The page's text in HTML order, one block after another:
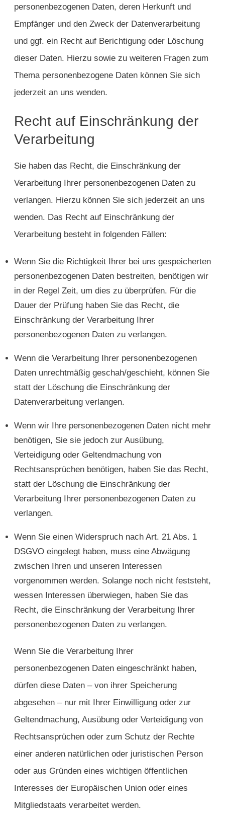
personenbezogenen Daten, deren Herkunft und
Empfänger und den Zweck der Datenverarbeitung
und ggf. ein Recht auf Berichtigung oder Löschung
dieser Daten. Hierzu sowie zu weiteren Fragen zum
Thema personenbezogene Daten können Sie sich
jederzeit an uns wenden.
Recht auf Einschränkung der
Verarbeitung
Sie haben das Recht, die Einschränkung der
Verarbeitung Ihrer personenbezogenen Daten zu
verlangen. Hierzu können Sie sich jederzeit an uns
wenden. Das Recht auf Einschränkung der
Verarbeitung besteht in folgenden Fällen:
Wenn Sie die Richtigkeit Ihrer bei uns gespeicherten
personenbezogenen Daten bestreiten, benötigen wir
in der Regel Zeit, um dies zu überprüfen. Für die
Dauer der Prüfung haben Sie das Recht, die
Einschränkung der Verarbeitung Ihrer
personenbezogenen Daten zu verlangen.
Wenn die Verarbeitung Ihrer personenbezogenen
Daten unrechtmäßig geschah/geschieht, können Sie
statt der Löschung die Einschränkung der
Datenverarbeitung verlangen.
Wenn wir Ihre personenbezogenen Daten nicht mehr
benötigen, Sie sie jedoch zur Ausübung,
Verteidigung oder Geltendmachung von
Rechtsansprüchen benötigen, haben Sie das Recht,
statt der Löschung die Einschränkung der
Verarbeitung Ihrer personenbezogenen Daten zu
verlangen.
Wenn Sie einen Widerspruch nach Art. 21 Abs. 1
DSGVO eingelegt haben, muss eine Abwägung
zwischen Ihren und unseren Interessen
vorgenommen werden. Solange noch nicht feststeht,
wessen Interessen überwiegen, haben Sie das
Recht, die Einschränkung der Verarbeitung Ihrer
personenbezogenen Daten zu verlangen.
Wenn Sie die Verarbeitung Ihrer
personenbezogenen Daten eingeschränkt haben,
dürfen diese Daten – von ihrer Speicherung
abgesehen – nur mit Ihrer Einwilligung oder zur
Geltendmachung, Ausübung oder Verteidigung von
Rechtsansprüchen oder zum Schutz der Rechte
einer anderen natürlichen oder juristischen Person
oder aus Gründen eines wichtigen öffentlichen
Interesses der Europäischen Union oder eines
Mitgliedstaats verarbeitet werden.